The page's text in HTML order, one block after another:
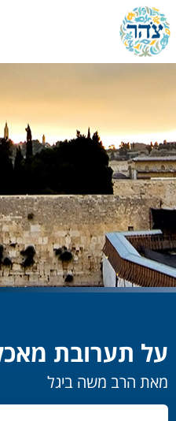
על תערובת
מאת הרב משה ביגל